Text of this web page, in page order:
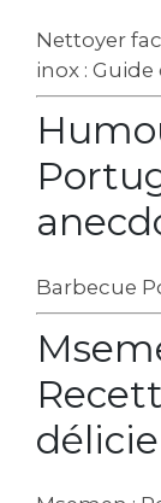
Nettoyer
inox :
Barbecue